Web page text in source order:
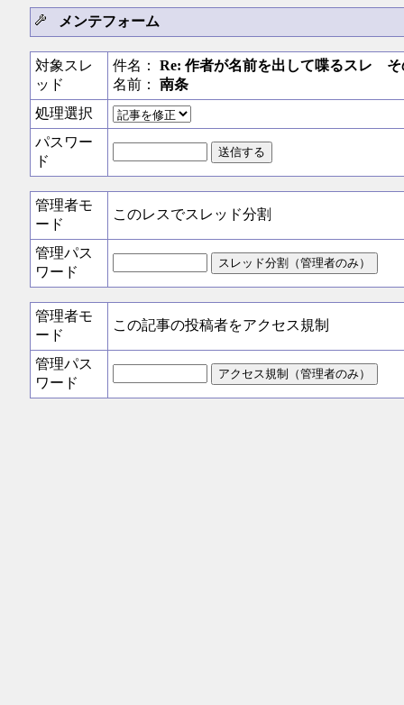
メンテフォーム
対象スレ
ッド
件名： Re: 作者が名前を出して喋るスレ そ
名前： 南条
処理選択
パスワー
ド
管理者モ
ード
このレスでスレッド分割
管理パス
ワード
管理者モ
ード
この記事の投稿者をアクセス規制
管理パス
ワード